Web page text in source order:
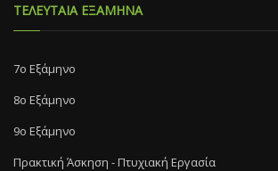
ΤΕΛΕΥΤΑΙΑ ΕΞΑΜΗΝΑ
7o Eξάμηνο
8o Eξάμηνο
9ο Εξάμηνο
Πρακτική Άσκηση - Πτυχιακή Εργασία